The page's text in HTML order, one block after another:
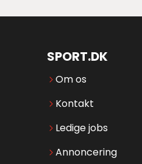
SPORT.DK
Om os
Kontakt
Ledige jobs
Annoncering